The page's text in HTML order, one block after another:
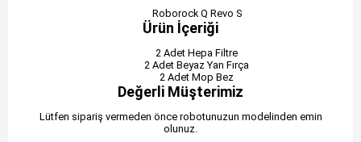
Roborock Q Revo S
Ürün İçeriği
2 Adet Hepa Filtre
2 Adet Beyaz Yan Fırça
2 Adet Mop Bez
Değerli Müşterimiz
Lütfen sipariş vermeden önce robotunuzun modelinden emin
olunuz.